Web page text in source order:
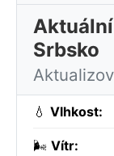
Srbsko
💧 Vlhkost:
🌬️ Vítr: